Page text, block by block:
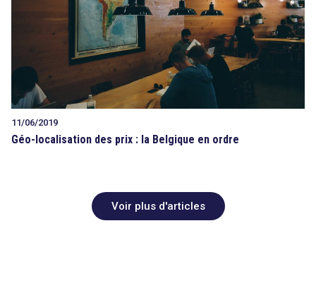
11/06/2019
Géo-localisation des prix : la Belgique en ordre
Voir plus d'articles